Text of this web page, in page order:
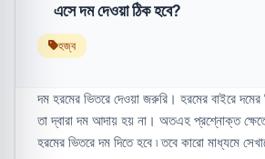
এসে দম দেওয়া ঠিক হবে?
হজ্ব
দম হরমের ভিতরে দেওয়া জরুরি। হরমের বাইরে
তা দ্বারা দম আদায় হয় না। অতএহ প্রশ্নোক্ত
হরমের ভিতরে দম দিতে হবে ৷ তবে কারো মাধ্যমে